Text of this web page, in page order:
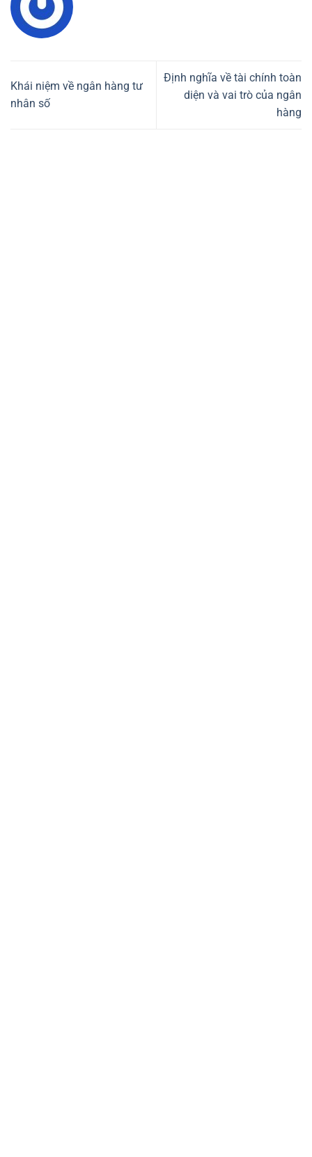
Khái niệm về ngân hàng tư
nhân số
Định nghĩa về tài chính toàn
diện và vai trò của ngân
hàng